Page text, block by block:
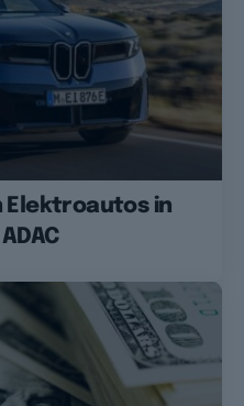
Elektroautos in